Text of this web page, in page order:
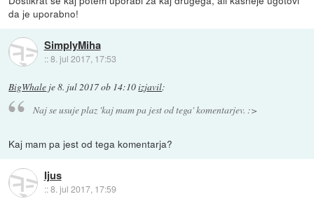
da je uporabno!
SimplyMiha
::8. jul 2017, 17:53
BigWhale je8. jul 2017 ob 14:10izjavil:
Naj se usuje plaz 'kaj mam pa jest od tega' komentarjev. :>
Kaj mam pa jest od tega komentarja?
Ijus
::8. jul 2017, 17:59